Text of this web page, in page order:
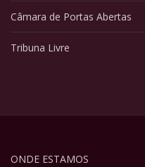
Câmara de Portas Abertas
Tribuna Livre
ONDE ESTAMOS